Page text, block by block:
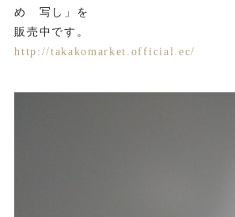
め 写し」を
販売中です。
http://takakomarket.official.ec/